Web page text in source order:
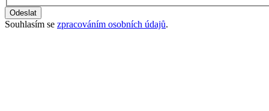
Odeslat
Souhlasím se zpracováním osobních údajů.